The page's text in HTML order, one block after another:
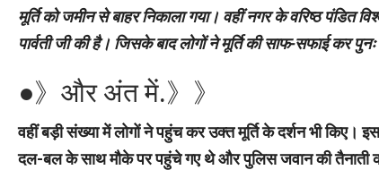
मूर्ति को जमीन से बाहर निकाला गया। वहीं नगर के वरिष्ठ पंडित
पार्वती जी की है। जिसके बाद लोगों ने मूर्ति की साफ-सफाई कर
●》और अंत में.》》
वहीं बड़ी संख्या में लोगों ने पहुंच कर उक्त मूर्ति के दर्शन भी किए।
दल-बल के साथ मौके पर पहुंचे गए थे और पुलिस जवान की तैनाती